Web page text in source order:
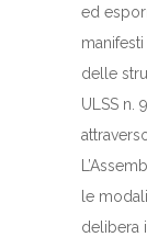
ed
delle
ULSS n.
le
delibera